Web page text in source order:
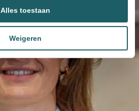
Alles toestaan
Weigeren